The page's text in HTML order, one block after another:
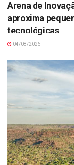
Arena de
aproxima
tecnológicas
04/08/2026